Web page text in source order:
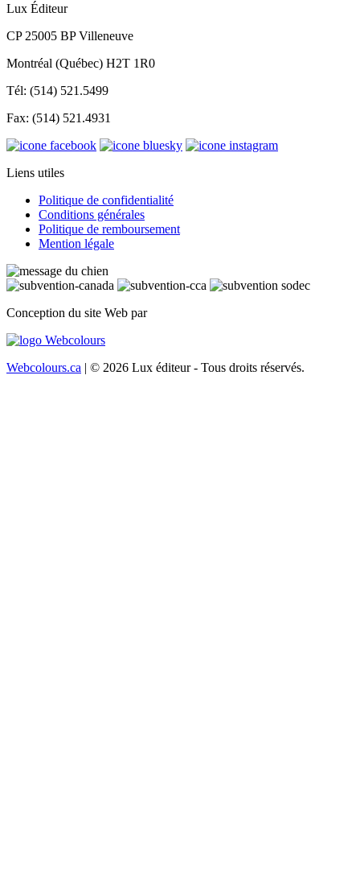
Lux Éditeur
CP 25005 BP Villeneuve
Montréal (Québec) H2T 1R0
Tél: (514) 521.5499
Fax: (514) 521.4931
Liens utiles
Politique de confidentialité
Conditions générales
Politique de remboursement
Mention légale
Conception du site Web par
Webcolours.ca | © 2026 Lux éditeur - Tous droits réservés.